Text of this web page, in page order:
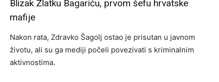
Blizak Zlatku Bagariću, prvom šefu hrvatske
mafije
Nakon rata, Zdravko Šagolj ostao je prisutan u javnom
životu, ali su ga mediji počeli povezivati s kriminalnim
aktivnostima.